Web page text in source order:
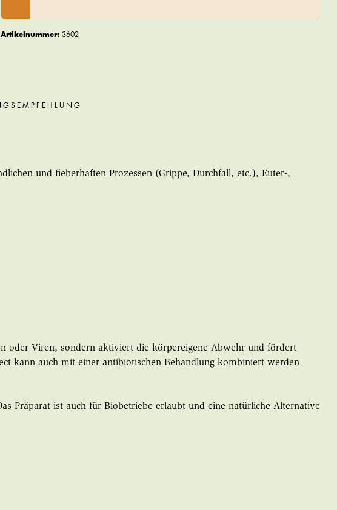
Artikelnummer: 3602
und fieberhaften Prozessen (Grippe, Durchfall, etc.), Euter-,
oder Viren, sondern aktiviert die körpereigene Abwehr und fördert
kann auch mit einer antibiotischen Behandlung kombiniert werden
Präparat ist auch für Biobetriebe erlaubt und eine natürliche Alternative